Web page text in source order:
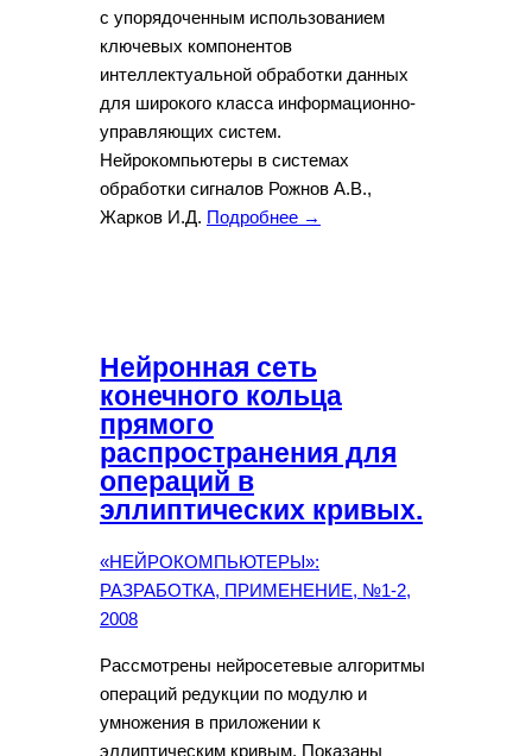
с упорядоченным использованием
ключевых компонентов
интеллектуальной обработки данных
для широкого класса информационно-
управляющих систем.
Нейрокомпьютеры в системах
обработки сигналов Рожнов А.В.,
Жарков И.Д. Подробнее →
Нейронная сеть
конечного кольца
прямого
распространения для
операций в
эллиптических кривых.
«НЕЙРОКОМПЬЮТЕРЫ»:
РАЗРАБОТКА, ПРИМЕНЕНИЕ, №1-2,
2008
Рассмотрены нейросетевые алгоритмы
операций редукции по модулю и
умножения в приложении к
эллиптическим кривым. Показаны